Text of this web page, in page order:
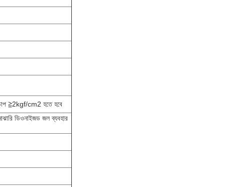
চাপ ≧2kgf/cm2 হতে হবে
ডিওনাইজড জল ব্যবহার